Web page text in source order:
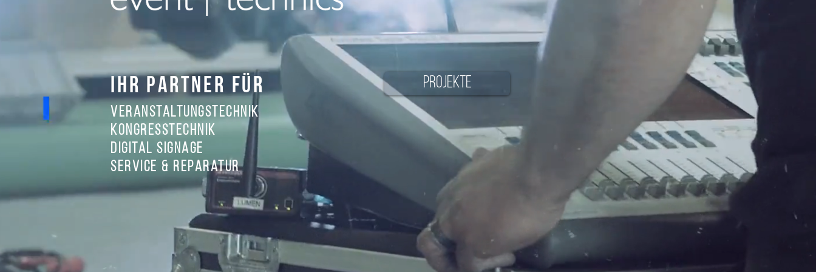
ihr Partner für PROJEKTE
veranstaltungstechnik
kongresstechnik
digital signage
service & reparatur